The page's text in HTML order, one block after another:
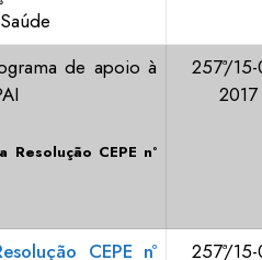
de apoio à
CEPE nº
257ª/
2017
CEPE nº
257ª/